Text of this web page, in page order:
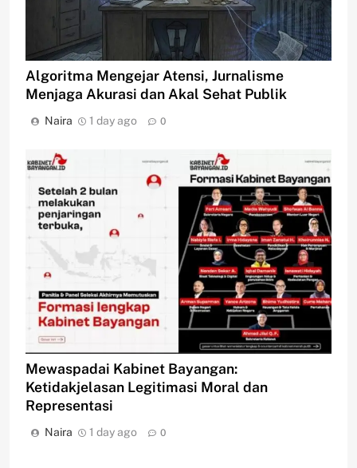
Algoritma Mengejar Atensi, Jurnalisme
Menjaga Akurasi dan Akal Sehat Publik
Naira 1 day ago 0
Mewaspadai Kabinet Bayangan:
Ketidakjelasan Legitimasi Moral dan
Representasi
Naira 1 day ago 0